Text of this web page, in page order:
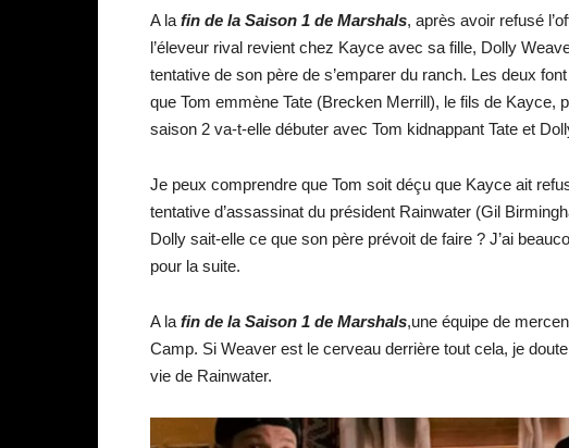
A la fin de la Saison 1 de Marshals, après avoir refusé
l’éleveur rival revient chez Kayce avec sa fille, Dolly
tentative de son père de s’emparer du ranch. Les deux
que Tom emmène Tate (Brecken Merrill), le fils de Kayce,
saison 2 va-t-elle débuter avec Tom kidnappant Tate et
Je peux comprendre que Tom soit déçu que Kayce ait
tentative d’assassinat du président Rainwater (Gil
Dolly sait-elle ce que son père prévoit de faire ? J’ai
pour la suite.
A la fin de la Saison 1 de Marshals,une équipe de
Camp. Si Weaver est le cerveau derrière tout cela, je
vie de Rainwater.